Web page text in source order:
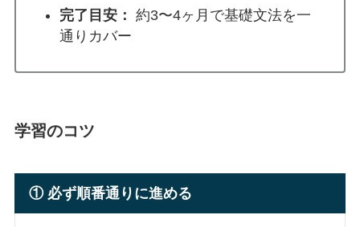
完了目安： 約3〜4ヶ月で基礎文法を一
通りカバー
学習のコツ
① 必ず順番通りに進める